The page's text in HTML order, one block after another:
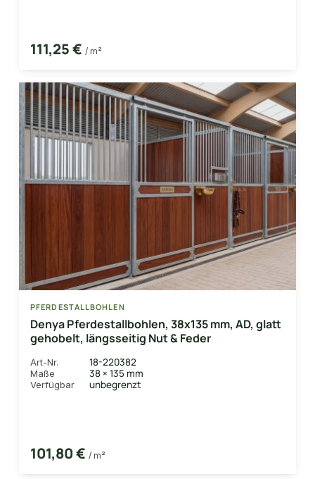
111,25 € / m²
PFERDESTALLBOHLEN
Denya Pferdestallbohlen, 38x135 mm, AD, glatt
gehobelt, längsseitig Nut & Feder
Art-Nr. 18-220382
Maße 38 × 135 mm
Verfügbar unbegrenzt
101,80 € / m²